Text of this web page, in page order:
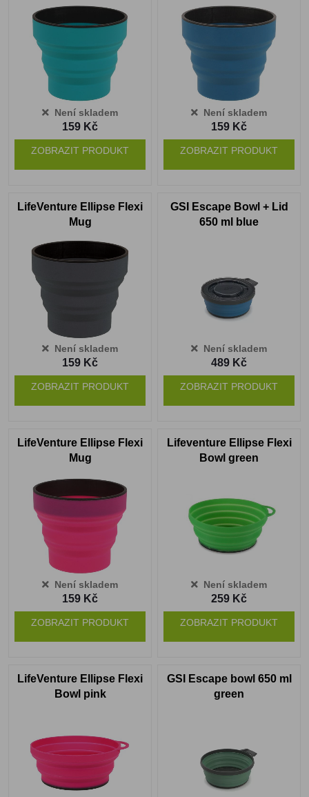
Není skladem
159 Kč
ZOBRAZIT PRODUKT
Není skladem
159 Kč
ZOBRAZIT PRODUKT
LifeVenture Ellipse Flexi
Mug
Není skladem
159 Kč
ZOBRAZIT PRODUKT
GSI Escape Bowl + Lid
650 ml blue
Není skladem
489 Kč
ZOBRAZIT PRODUKT
LifeVenture Ellipse Flexi
Mug
Není skladem
159 Kč
ZOBRAZIT PRODUKT
Lifeventure Ellipse Flexi
Bowl green
Není skladem
259 Kč
ZOBRAZIT PRODUKT
LifeVenture Ellipse Flexi
Bowl pink
GSI Escape bowl 650 ml
green